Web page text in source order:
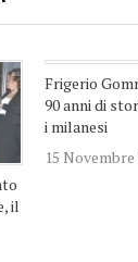
il
Frigerio
90 anni di
i milanesi
15 Novembre